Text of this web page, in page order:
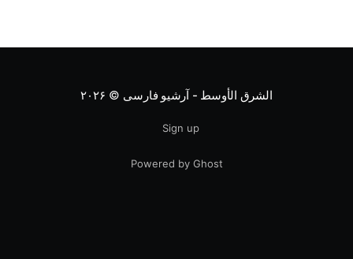
الشرق الأوسط - آرشیو فارسی © ۲۰۲۶
Sign up
Powered by Ghost